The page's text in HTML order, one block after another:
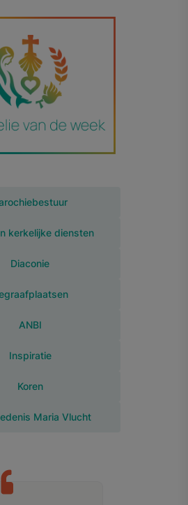
kerkelijke diensten
Diaconie
ANBI
Inspiratie
Koren
Maria Vlucht